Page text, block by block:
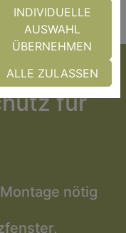
für
nötig
INDIVIDUELLE
AUSWAHL
ÜBERNEHMEN
ALLE ZULASSEN